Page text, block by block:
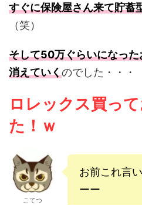
すぐに保険屋さん来て貯蓄
（笑）
そして50万ぐらいになっ
消えていくのでした・・・
ロレックス買っ
た！ｗ
こてつ
お前これ言
ーー